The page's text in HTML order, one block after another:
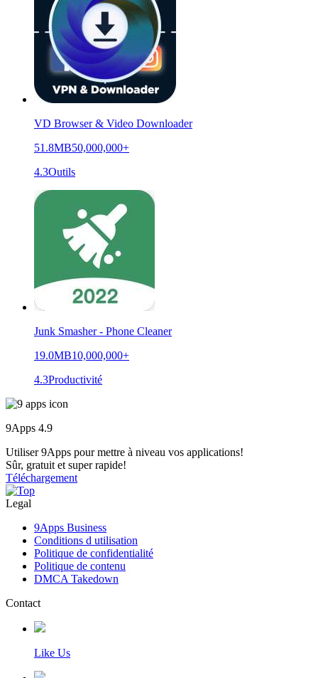
VD Browser & Video Downloader
51.8MB50,000,000+
4.3Outils
Junk Smasher - Phone Cleaner
19.0MB10,000,000+
4.3Productivité
9Apps 4.9
Utiliser 9Apps pour mettre à niveau vos applications!
Sûr, gratuit et super rapide!
Téléchargement
Legal
9Apps Business
Conditions d utilisation
Politique de confidentialité
Politique de contenu
DMCA Takedown
Contact
Like Us